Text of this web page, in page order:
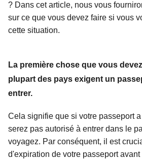
? Dans cet article, nous vous
sur ce que vous devez faire si vous
cette situation.
La première chose que vous
plupart des pays exigent un
entrer.
Cela signifie que si votre passeport
serez pas autorisé à entrer dans le
voyagez. Par conséquent, il est
d'expiration de votre passeport